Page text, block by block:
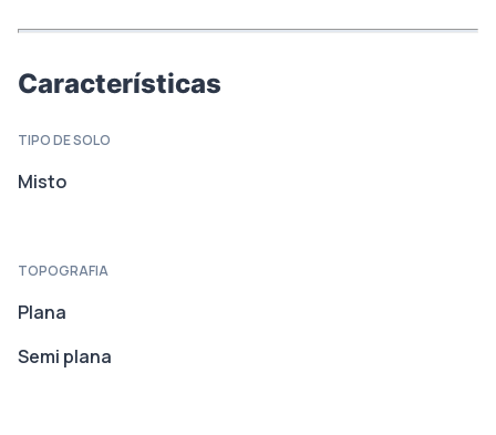
Características
TIPO DE SOLO
Misto
TOPOGRAFIA
Plana
Semi plana